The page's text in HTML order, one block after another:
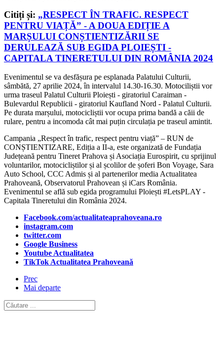
Citiți și: „RESPECT ÎN TRAFIC. RESPECT
PENTRU VIAȚĂ” - A DOUA EDIȚIE A
MARȘULUI CONȘTIENTIZĂRII SE
DERULEAZĂ SUB EGIDA PLOIEȘTI -
CAPITALA TINERETULUI DIN ROMÂNIA 2024
Evenimentul se va desfășura pe esplanada Palatului Culturii,
sâmbătă, 27 aprilie 2024, în intervalul 14.30-16.30. Motociliștii vor
urma traseul Palatul Culturii Ploiești - giratoriul Caraiman -
Bulevardul Republicii - giratoriul Kaufland Nord - Palatul Culturii.
Pe durata marșului, motocicliștii vor ocupa prima bandă a căii de
rulare, pentru a incomoda cât mai puțin circulația pe traseul amintit.
Campania „Respect în trafic, respect pentru viață” – RUN de
CONȘTIENTIZARE, Ediția a II-a, este organizată de Fundația
Județeană pentru Tineret Prahova și Asociația Eurospirit, cu sprijinul
voluntarilor, motocicliștilor și al școlilor de șoferi Bon Voyage, Sara
Auto School, CCC Admis și al partenerilor media Actualitatea
Prahoveană, Observatorul Prahovean și iCars România.
Evenimentul se află sub egida programului Ploiești #LetsPLAY -
Capitala Tineretului din România 2024.
Facebook.com/actualitateaprahoveana.ro
instagram.com
twitter.com
Google Business
Youtube Actualitatea
TikTok Actualitatea Prahoveană
Prec
Mai departe